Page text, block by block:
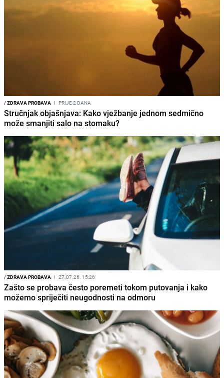
/ZDRAVA PROBAVA I PRIJE 2 DANA
Stručnjak objašnjava: Kako vježbanje jednom sedmično
može smanjiti salo na stomaku?
/ZDRAVA PROBAVA I 27.07.26. 15:26
Zašto se probava često poremeti tokom putovanja i kako
možemo spriječiti neugodnosti na odmoru